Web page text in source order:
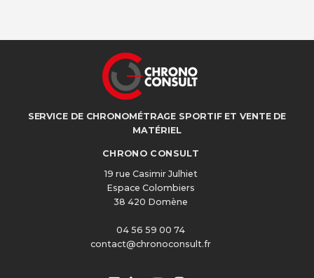
SERVICE DE CHRONOMÉTRAGE SPORTIF ET VENTE DE
MATÉRIEL
CHRONO CONSULT
19 rue Casimir Julhiet
Espace Colombiers
38 420 Domène
04 56 59 00 74
contact@chronoconsult.fr